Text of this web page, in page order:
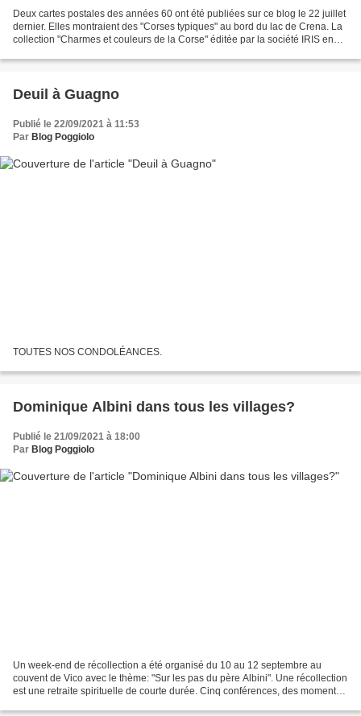
Deux cartes postales des années 60 ont été publiées sur ce blog le 22 juillet
dernier. Elles montraient des "Corses typiques" au bord du lac de Crena. La
collection "Charmes et couleurs de la Corse" éditée par la société IRIS en
Deuil à Guagno
Publié le 22/09/2021 à 11:53
Par Blog Poggiolo
TOUTES NOS CONDOLÉANCES.
Dominique Albini dans tous les villages?
Publié le 21/09/2021 à 18:00
Par Blog Poggiolo
Un week-end de récollection a été organisé du 10 au 12 septembre au
couvent de Vico avec le thème: "Sur les pas du père Albini". Une récollection
est une retraite spirituelle de courte durée. Cinq conférences, des moments